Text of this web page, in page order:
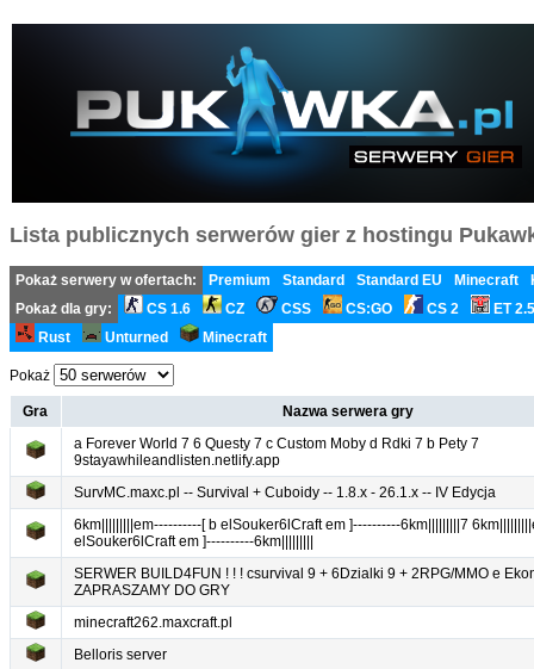
Lista publicznych serwerów gier z hostingu
Pokaż serwery w ofertach: Premium Standard Standard EU Minecraft
Pokaż dla gry:
CS 1.6 CZ CSS CS:GO CS 2
ET
Rust
Unturned Minecraft
Pokaż
Gra
Nazwa serwera gry
a Forever World 7 6 Questy 7 c Custom Moby d Rdki 7 b Pety 7
9stayawhileandlisten.netlify.app
SurvMC.maxc.pl -- Survival + Cuboidy -- 1.8.x - 26.1.x -- IV Edycja
6km|||||||||em----------[ b elSouker6lCraft em ]----------6km|||||||||7
elSouker6lCraft em ]----------6km|||||||||
SERWER BUILD4FUN ! ! ! csurvival 9 + 6Dzialki 9 + 2RPG/MMO e
ZAPRASZAMY DO GRY
minecraft262.maxcraft.pl
Belloris server